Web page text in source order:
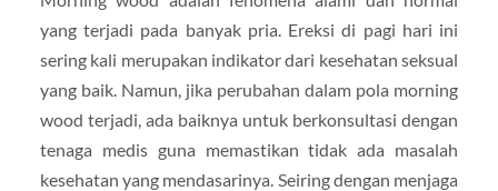
yang terjadi pada banyak pria. Ereksi di pagi hari ini
sering kali merupakan indikator dari kesehatan seksual
yang baik. Namun, jika perubahan dalam pola morning
wood terjadi, ada baiknya untuk berkonsultasi dengan
tenaga medis guna memastikan tidak ada masalah
kesehatan yang mendasarinya. Seiring dengan menjaga